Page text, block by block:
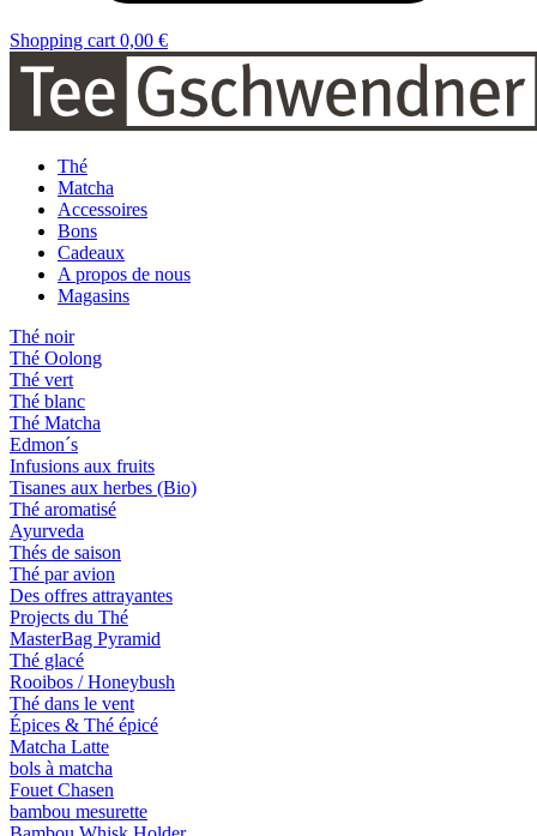
Shopping cart 0,00 €
Thé
Matcha
Accessoires
Bons
Cadeaux
A propos de nous
Magasins
Thé noir
Thé Oolong
Thé vert
Thé blanc
Thé Matcha
Edmon´s
Infusions aux fruits
Tisanes aux herbes (Bio)
Thé aromatisé
Ayurveda
Thés de saison
Thé par avion
Des offres attrayantes
Projects du Thé
MasterBag Pyramid
Thé glacé
Rooibos / Honeybush
Thé dans le vent
Épices & Thé épicé
Matcha Latte
bols à matcha
Fouet Chasen
bambou mesurette